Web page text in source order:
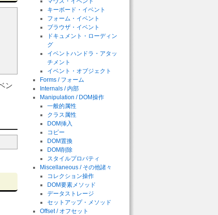
ン
キーボード・イベント
フォーム・イベント
ブラウザ・イベント
ドキュメント・ローディン
グ
イベントハンドラ・アタッ
チメント
イベント・オブジェクト
Forms / フォーム
Internals / 内部
Manipulation / DOM操作
一般的属性
クラス属性
DOM挿入
コピー
DOM置換
DOM削除
スタイルプロパティ
Miscellaneous / その他諸々
コレクション操作
DOM要素メソッド
データストレージ
セットアップ・メソッド
Offset / オフセット